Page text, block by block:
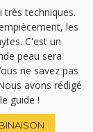
techniques.
les
C'est un
peau sera
ne savez pas
avons rédigé
guide !